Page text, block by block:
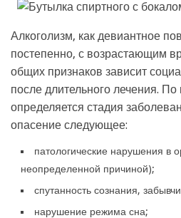
Алкоголизм, как девиантное
постепенно, с возрастающим
общих признаков зависит
после длительного лечения. По
определяется стадия
опасение следующее:
патологические нарушения в
неопределенной причиной);
спутанность сознания,
нарушение режима сна;